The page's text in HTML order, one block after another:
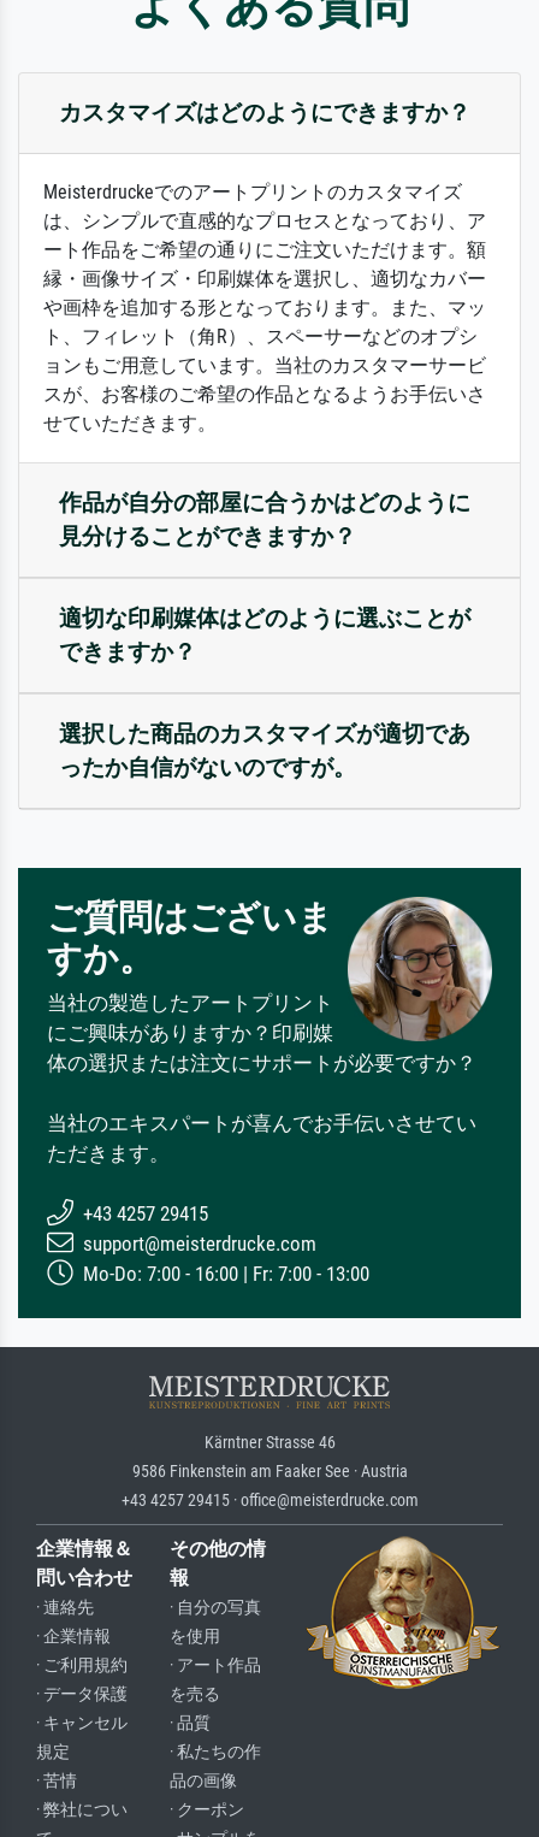
カスタマイズはどのようにできますか？
Meisterdruckeでのアートプリントのカスタマイズ
は、シンプルで直感的なプロセスとなっており、ア
ート作品をご希望の通りにご注文いただけます。額
縁・画像サイズ・印刷媒体を選択し、適切なカバー
や画枠を追加する形となっております。また、マッ
ト、フィレット（角R）、スペーサーなどのオプシ
ョンもご用意しています。当社のカスタマーサービ
スが、お客様のご希望の作品となるようお手伝いさ
せていただきます。
作品が自分の部屋に合うかはどのように
見分けることができますか？
適切な印刷媒体はどのように選ぶことが
できますか？
選択した商品のカスタマイズが適切であ
ったか自信がないのですが。
ご質問はございま
すか。
当社の製造したアートプリント
にご興味がありますか？印刷媒
体の選択または注文にサポートが必要ですか？
当社のエキスパートが喜んでお手伝いさせてい
ただきます。
+43 4257 29415
support@meisterdrucke.com
Mo-Do: 7:00 - 16:00 | Fr: 7:00 - 13:00
Kärntner Strasse 46
9586 Finkenstein am Faaker See · Austria
+43 4257 29415 · office@meisterdrucke.com
企業情報＆
問い合わせ
· 連絡先
· 企業情報
· ご利用規約
· データ保護
· キャンセル
規定
· 苦情
· 弊社につい
その他の情
報
· 自分の写真
を使用
· アート作品
を売る
· 品質
· 私たちの作
品の画像
· クーポン